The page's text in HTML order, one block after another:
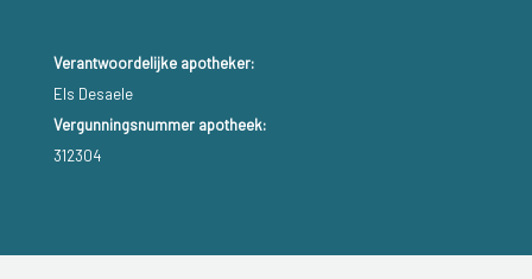
Verantwoordelijke apotheker:
Els Desaele
Vergunningsnummer apotheek:
312304